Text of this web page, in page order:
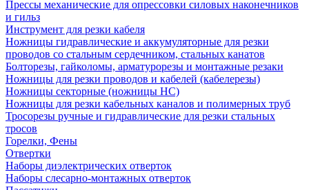
Прессы механические для опрессовки силовых наконечников
и гильз
Инструмент для резки кабеля
Ножницы гидравлические и аккумуляторные для резки
проводов со стальным сердечником, стальных канатов
Болторезы, гайколомы, арматурорезы и монтажные резаки
Ножницы для резки проводов и кабелей (кабелерезы)
Ножницы секторные (ножницы НС)
Ножницы для резки кабельных каналов и полимерных труб
Тросорезы ручные и гидравлические для резки стальных
тросов
Горелки, Фены
Отвертки
Наборы диэлектрических отверток
Наборы слесарно-монтажных отверток